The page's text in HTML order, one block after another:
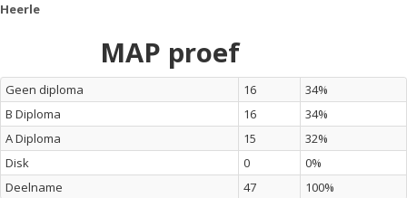
Heerle
MAP proef
Geen diploma 16
34%
B Diploma
16
34%
A Diploma
15
32%
Disk
0
0%
Deelname
47 100%